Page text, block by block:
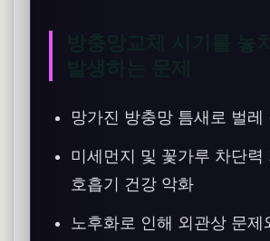
망가진 방충망 틈새로 벌레
미세먼지 및 꽃가루 차단력
호흡기 건강 악화
노후화로 인해 외관상 문제